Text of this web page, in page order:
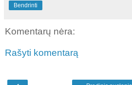
Bendrinti
Komentarų nėra:
Rašyti komentarą